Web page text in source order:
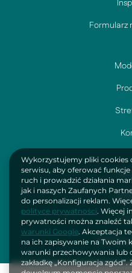
Formularz
Polityka
Wykorzystujemy pliki cookies
serwisu, aby oferować funkcje
ruch i prowadzić działania
jak i naszych Zaufanych
do personalizacji reklam.
polityce prywatności. Więcej
prywatności można znaleźć
warunki Google. Akceptacja
na ich zapisywanie na Twoim
warunki przechowywania lub
zakładkę „Konfiguracja